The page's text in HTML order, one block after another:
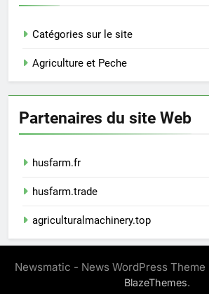
Catégories sur le site
Agriculture et Peche
Partenaires du site Web
husfarm.fr
husfarm.trade
agriculturalmachinery.top
Newsmatic - News WordPress
BlazeThemes.